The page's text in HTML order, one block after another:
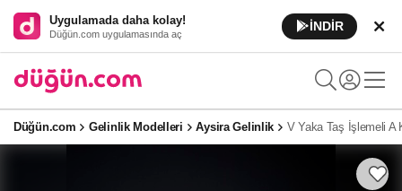
Uygulamada daha kolay!
Düğün.com uygulamasında aç
İNDİR
Düğün.com Gelinlik Modelleri Aysira Gelinlik V Yaka Taş İşlemeli A